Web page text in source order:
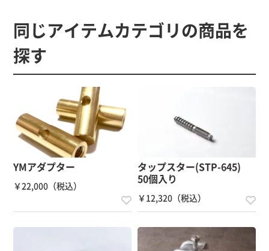
ネジ径M8 × 長さ51.5mm
重量
使用荷重
縦方向：100kg
横方向：20kg
備考
同じアイテムカテゴリの商品を
探す
YMアダプター
￥22,000（税込）
タップスター(STP-645)
50個入り
￥12,320（税込）